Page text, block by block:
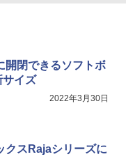
開閉できるソフトボ
サイズ
2022年3月30日
クスRajaシリーズに